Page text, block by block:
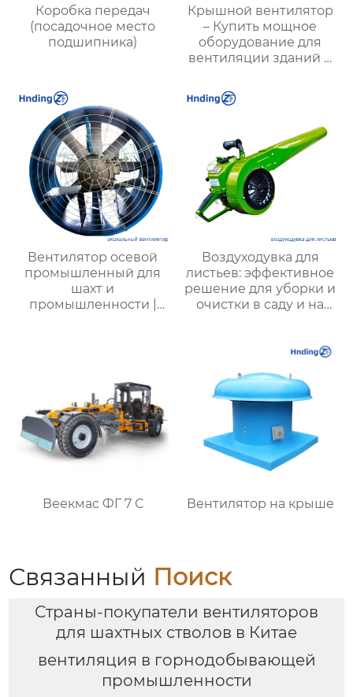
Коробка передач
(посадочное место
подшипника)
Крышной вентилятор
– Купить мощное
оборудование для
вентиляции зданий и
объектов
Вентилятор осевой
промышленный для
шахт и
промышленности |
Воздуходувка для
листьев: эффективное
решение для уборки и
очистки в саду и на
Веекмас ФГ 7 С Вентилятор на крыше
Связанный Поиск
Страны-покупатели вентиляторов
для шахтных стволов в Китае
вентиляция в горнодобывающей
промышленности